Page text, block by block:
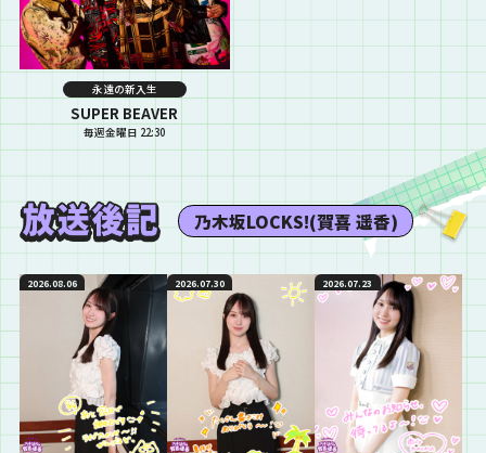
永遠の新入生
SUPER BEAVER
毎週金曜日 22:30
乃木坂LOCKS!(賀喜 遥香)
2026.08.06 2026.07.30 2026.07.23